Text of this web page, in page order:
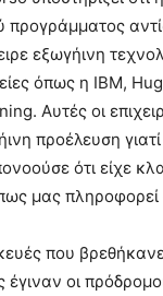
προγράμματος
εξωγήινη
όπως η IBM,
Αυτές οι
προέλευση
ότι είχε
μας
που
οι